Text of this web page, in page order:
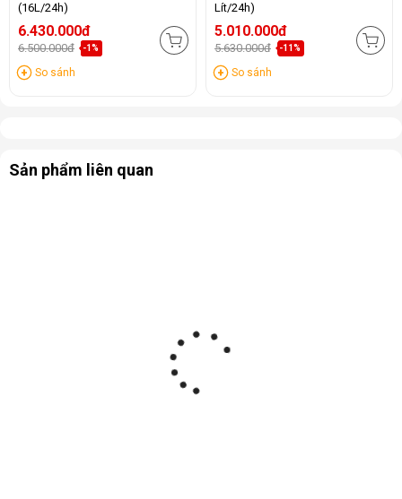
(16L/24h)
6.430.000đ
6.500.000đ -1%
So sánh
Lít/24h)
5.010.000đ
5.630.000đ -11%
So sánh
Sản phẩm liên quan